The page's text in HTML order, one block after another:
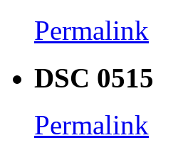
Permalink
DSC 0515
Permalink